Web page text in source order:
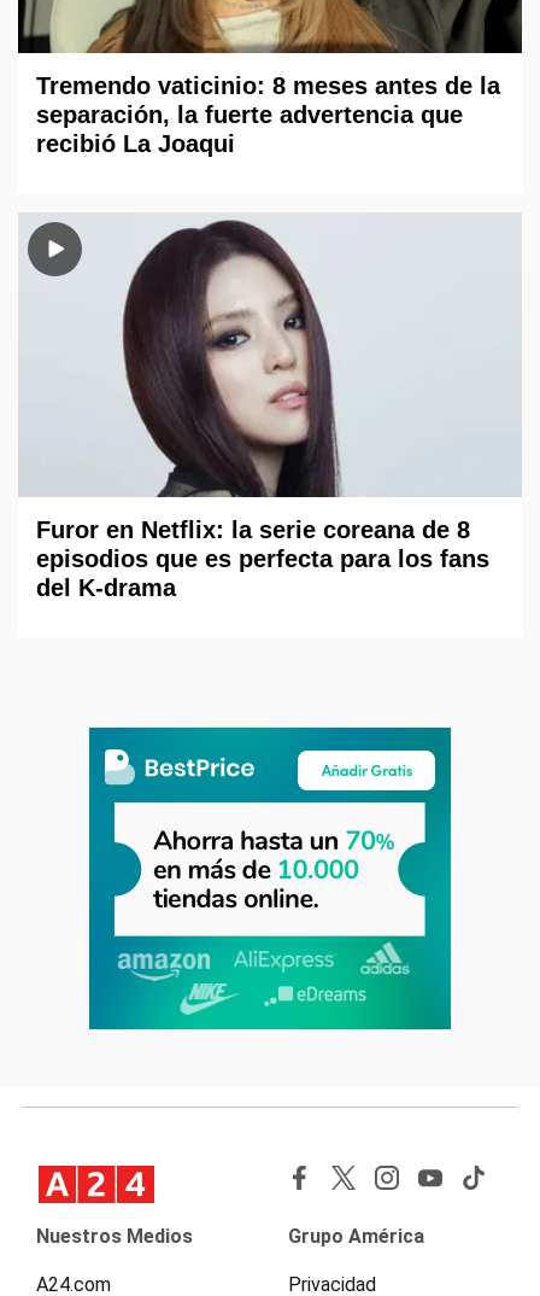
Tremendo vaticinio: 8 meses antes de la
separación, la fuerte advertencia que
recibió La Joaqui
Furor en Netflix: la serie coreana de 8
episodios que es perfecta para los fans
del K-drama
Nuestros Medios
A24.com
Grupo América
Privacidad